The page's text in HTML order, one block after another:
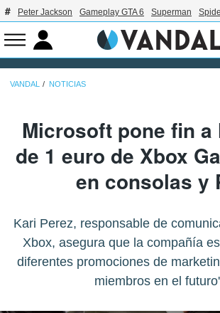
Peter Jackson Gameplay GTA 6 Superman
VANDAL NOTICIAS
Microsoft pone fin a
de 1 euro de Xbox
en consolas y
Kari Perez, responsable de
Xbox, asegura que la compañía
diferentes promociones de
miembros en el